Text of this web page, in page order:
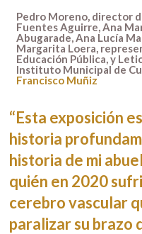
Pedro Moreno, director
Fuentes Aguirre, Ana
Abugarade, Ana Lucía
Margarita Loera,
Educación Pública, y
Instituto Municipal de
Francisco Muñiz
“Esta exposición
historia
historia de mi
quién en 2020
cerebro vascular
paralizar su brazo